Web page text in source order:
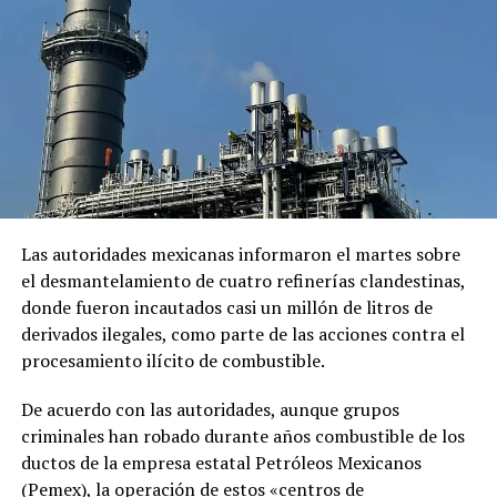
en 2025 a más de 11 años de cárcel por esos actos, una
sentencia que el Gobierno mexicano considera ilegal.
El comunicado emitido por las cancillerías no ofreció
mayores detalles sobre el acuerdo para restablecer las
relaciones diplomáticas.
Sheinbaum también indicó que Chávez viajó a México en
un avión militar y calificó la entrega del salvoconducto
como «una acción de buena voluntad» de la presidenta
Keiko Fujimori.
Comparte esto:
Me gusta esto:
Las autoridades mexicanas informaron el martes sobre
el desmantelamiento de cuatro refinerías clandestinas,
donde fueron incautados casi un millón de litros de
derivados ilegales, como parte de las acciones contra el
procesamiento ilícito de combustible.
De acuerdo con las autoridades, aunque grupos
criminales han robado durante años combustible de los
ductos de la empresa estatal Petróleos Mexicanos
(Pemex), la operación de estos «centros de